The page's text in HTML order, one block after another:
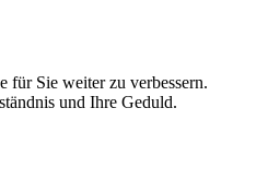
für Sie weiter zu verbessern.
und Ihre Geduld.